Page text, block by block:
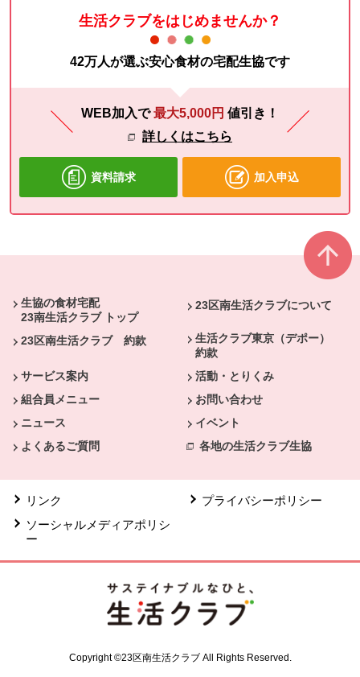
生活クラブをはじめませんか？
42万人が選ぶ安心食材の宅配生協です
WEB加入で最大5,000円 値引き！
詳しくはこちら
資料請求 加入申込
生協の食材宅配
23南生活クラブ トップ
23区南生活クラブについて
23区南生活クラブ 約款
生活クラブ東京（デポー）
約款
サービス案内
活動・とりくみ
組合員メニュー
お問い合わせ
ニュース
イベント
よくあるご質問
各地の生活クラブ生協
リンク
プライバシーポリシー
ソーシャルメディアポリシ
ー
Copyright ©23区南生活クラブ All Rights Reserved.